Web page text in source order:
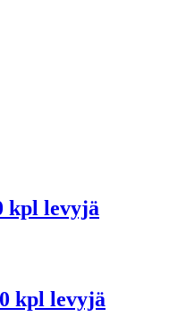
kpl levyjä
kpl levyjä